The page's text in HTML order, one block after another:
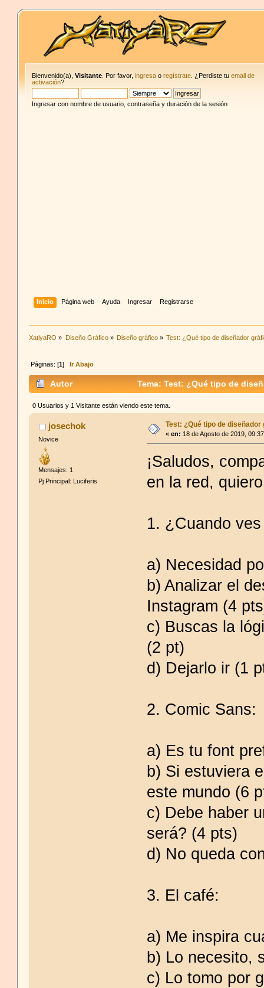
Bienvenido(a),Visitante . Por favor,ingresa oregístrate . ¿Perdiste tuemail de
activación?
Ingresar con nombre de usuario, contraseña y duración de la sesión
Inicio Página web Ayuda Ingresar Registrarse
XatiyaRO » Diseño Gráfico» Diseño gráfico » Test: ¿Qué tipo de diseñador
Páginas: [1] Ir Abajo
Autor Tema: Test: ¿Qué tipo de
0 Usuarios y 1 Visitante están viendo este tema.
josechok
Novice
Mensajes: 1
Pj Principal: Luciferis
Test: ¿Qué tipo de
«en: 18 de Agosto de 2019,
¡Saludos,
en la red,
1. ¿Cuando
a) Necesidad
b) Analizar el
Instagram (4
c) Buscas la
(2 pt)
d) Dejarlo ir (1
2. Comic Sans:
a) Es tu font
b) Si estuviera
este mundo (6
c) Debe haber
será? (4 pts)
d) No queda
3. El café:
a) Me inspira
b) Lo necesito,
c) Lo tomo por